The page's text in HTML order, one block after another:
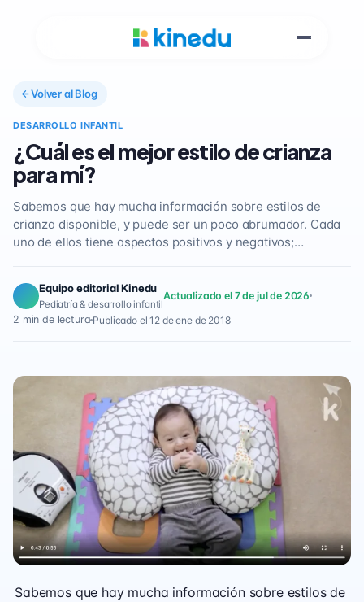
Volver al Blog
DESARROLLO INFANTIL
¿Cuál es el mejor estilo de crianza
para mí?
Sabemos que hay mucha información sobre estilos de
crianza disponible, y puede ser un poco abrumador. Cada
uno de ellos tiene aspectos positivos y negativos;…
Equipo editorial Kinedu
Pediatría & desarrollo infantil
Actualizado el 7 de jul de 2026
2 min de lectura Publicado el 12 de ene de 2018
Sabemos que hay mucha información sobre estilos de